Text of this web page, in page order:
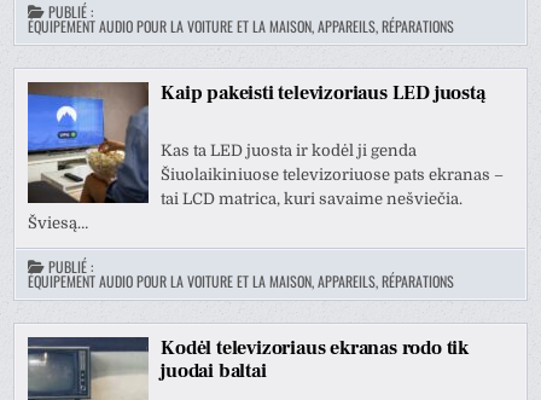
PUBLIÉ :
ÉQUIPEMENT AUDIO POUR LA VOITURE ET LA MAISON, APPAREILS, RÉPARATIONS
Kaip pakeisti televizoriaus LED juostą
Kas ta LED juosta ir kodėl ji genda
Šiuolaikiniuose televizoriuose pats ekranas –
tai LCD matrica, kuri savaime nešviečia.
Šviesą…
PUBLIÉ :
ÉQUIPEMENT AUDIO POUR LA VOITURE ET LA MAISON, APPAREILS, RÉPARATIONS
Kodėl televizoriaus ekranas rodo tik
juodai baltai